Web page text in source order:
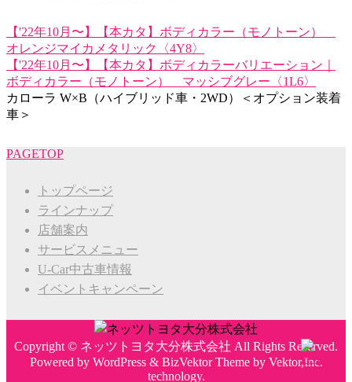
【'22年10月〜】【本カタ】ボディカラー（モノトーン）
オレンジマイカメタリック〈4Y8〉
【'22年10月〜】【本カタ】ボディカラーバリエーション｜
ボディカラー（モノトーン） マッシブグレー〈1L6〉
カローラ W×B（ハイブリッド車・2WD）＜オプション装着
車＞
PAGETOP
トップページ
ラインナップ
店舗案内
サービスメニュー
U-Car中古車情報
イベントキャンペーン
Copyright © ネッツトヨタ大分株式会社 All Rights Reserved.
Powered by WordPress& BizVektor Themeby Vektor,Inc.
technology.